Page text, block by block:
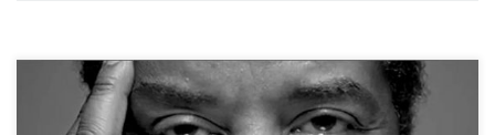
Podobnie jak jego poprzednik telewizyjny, Carl